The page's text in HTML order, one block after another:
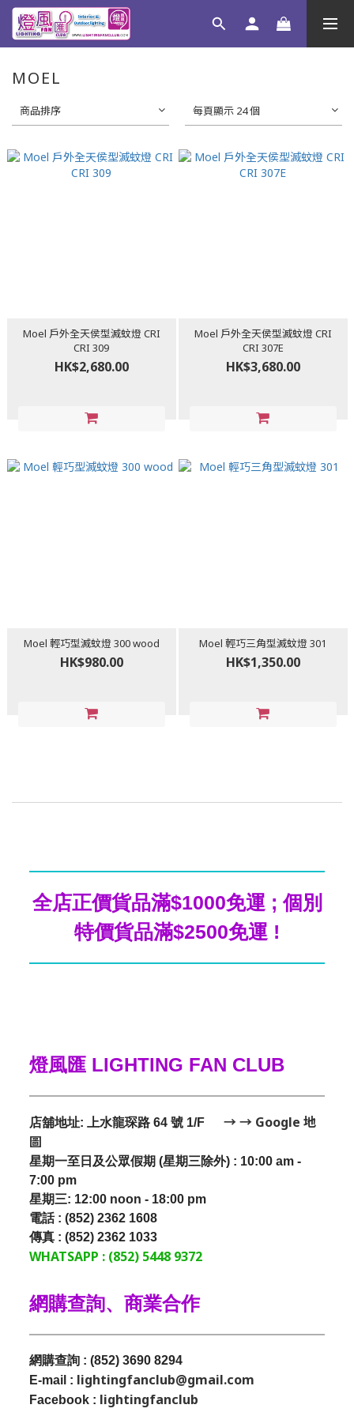
MOEL
商品排序 每頁顯示 24 個
Moel 戶外全天侯型滅蚊燈 CRI
CRI 309
HK$2,680.00
Moel 戶外全天侯型滅蚊燈 CRI
CRI 307E
HK$3,680.00
Moel 輕巧型滅蚊燈 300 wood
HK$980.00
Moel 輕巧三角型滅蚊燈 301
HK$1,350.00
全店正價貨品滿$1000免運 ; 個別
特價貨品滿$2500免運 !
燈風匯 LIGHTING FAN CLUB
店舖地址: 上水龍琛路 64 號 1/F
→ → Google 地
圖
星期一至日及公眾假期 (星期三除外) : 10:00 am -
7:00 pm
星期三: 12:00 noon - 18:00 pm
電話 : (852) 2362 1608
傳真 : (852) 2362 1033
WHATSAPP : (852) 5448 9372
網購查詢、商業合作
網購查詢 : (852) 3690 8294
E-mail : lightingfanclub@gmail.com
Facebook : lightingfanclub